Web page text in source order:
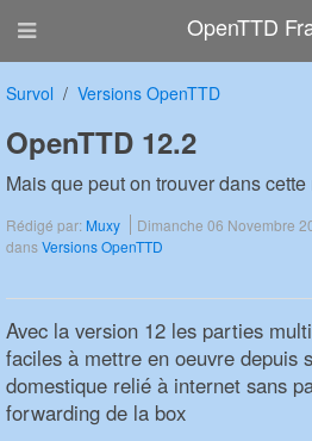
OpenTTD
Survol Versions OpenTTD
OpenTTD 12.2
Mais que peut on trouver dans
Rédigé par: Muxy Dimanche 06 Novembre
dansVersions OpenTTD
Avec la version 12 les parties
faciles à mettre en oeuvre depuis
domestique relié à internet sans
forwarding de la box